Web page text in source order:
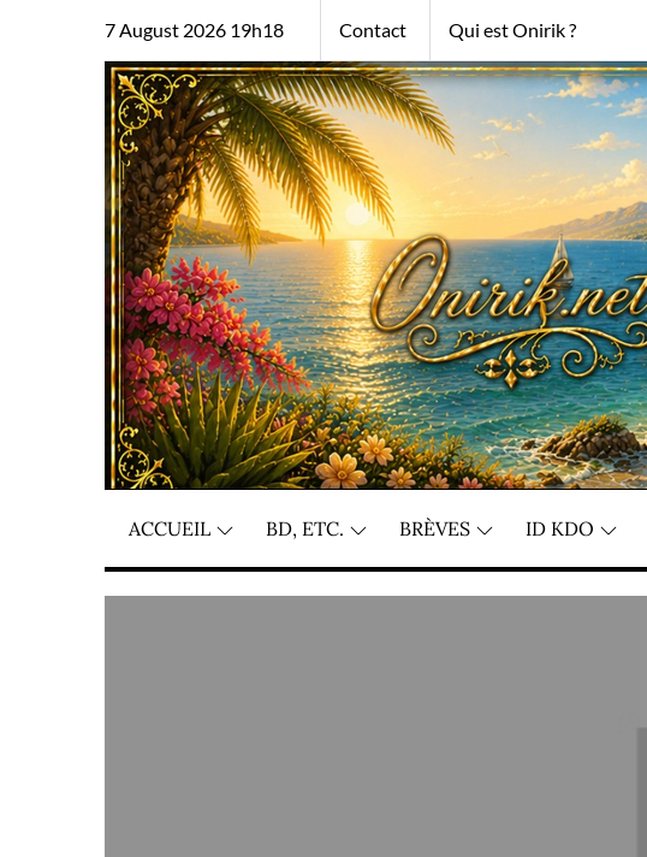
7 August 2026 19h18 Contact Qui est Onirik ?
ACCUEIL BD, ETC. BRÈVES ID KDO